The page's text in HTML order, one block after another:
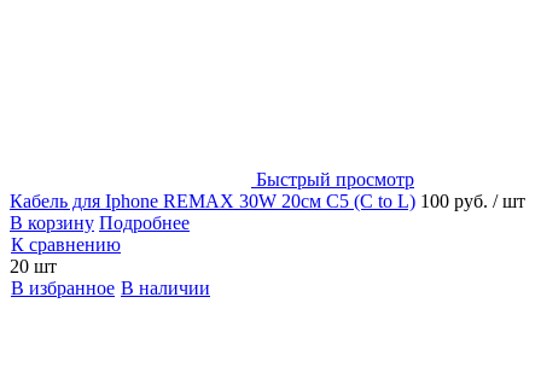
Быстрый просмотр
Кабель для Iphone REMAX 30W 20см C5 (C to L) 100 руб. / шт
В корзину Подробнее
К сравнению
20 шт
В избранное В наличии